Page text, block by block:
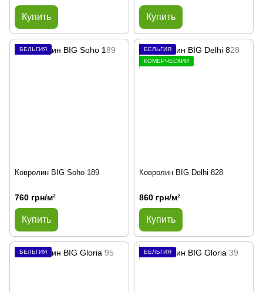
Купить Купить
БЕЛЬГИЯ
Ковролин BIG Soho 189
760 грн/м²
Купить
БЕЛЬГИЯ
КОМЕРЧЕСКИЙ
Ковролин BIG Delhi 828
860 грн/м²
Купить
БЕЛЬГИЯ БЕЛЬГИЯ